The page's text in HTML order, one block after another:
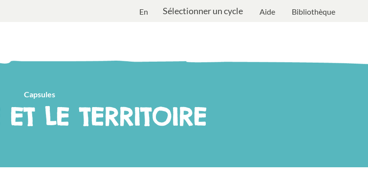
En Sélectionner un cycle Aide Bibliothèque
Capsules
LE TERRITOIRE